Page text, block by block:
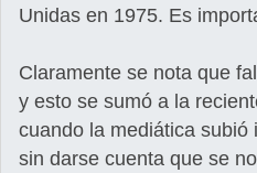
Unidas en 1975. Es
Claramente se nota que
y esto se sumó a la
cuando la mediática subió
sin darse cuenta que se